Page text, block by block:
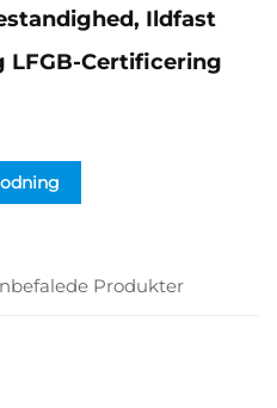
Ildfast
LFGB-Certificering
Produkter